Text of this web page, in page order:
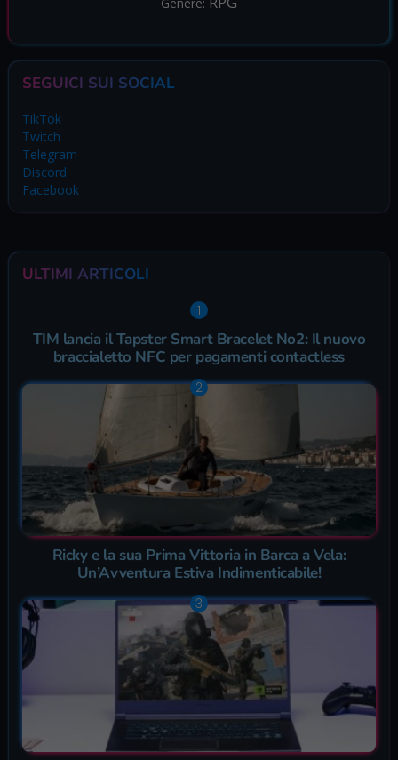
Genere:
SEGUICI SUI SOCIAL
TikTok
Twitch
Telegram
Discord
Facebook
ULTIMI ARTICOLI
TIM lancia il Tapster Smart Bracelet No2: Il nuovo
braccialetto NFC per pagamenti contactless
Ricky e la sua Prima Vittoria in Barca a Vela:
Un’Avventura Estiva Indimenticabile!